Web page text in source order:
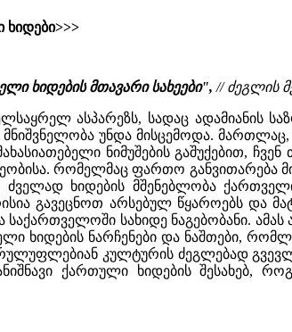
ხიდების მთავარი სახეები", //ძეგლის
ასპარეზს, სადაც ადამიანის
უნდა მისცემოდა.
ნიმუშების გაშუქებით,
რომელმაც ფართო განვითარება
ხიდების მშენებლობა
გავეცნოთ არსებულ წყაროებს და
სახიდე ნაგებობანი.
ხიდების ნარჩენები და ნაშთები,
კულტურის ძეგლებად
ქართული ხიდების შესახებ,